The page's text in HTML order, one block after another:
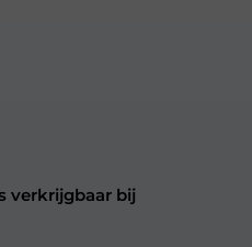
verkrijgbaar bij